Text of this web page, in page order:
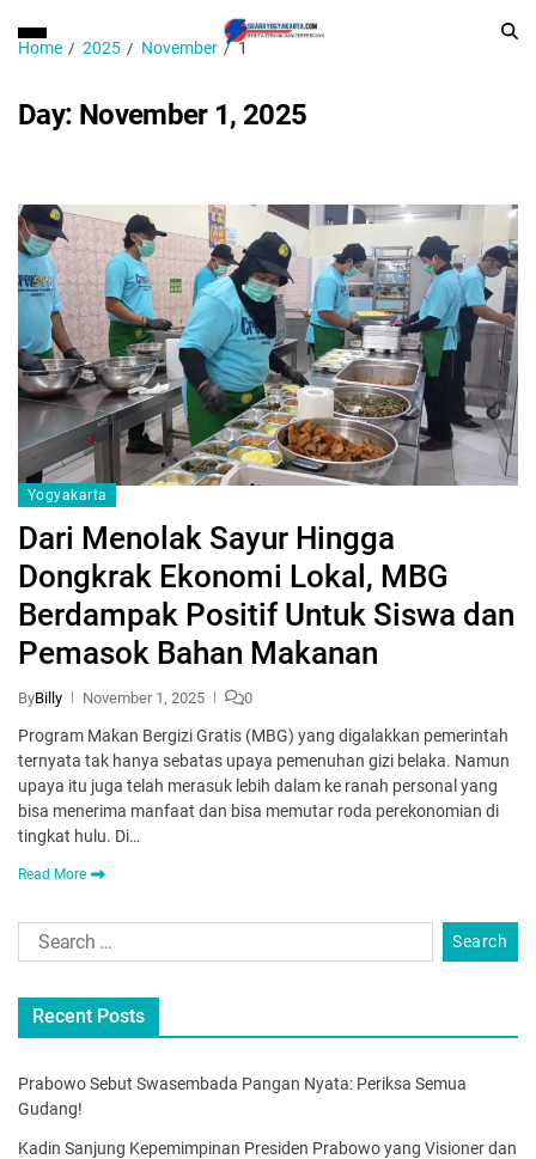
Home 2025 November 1
Day: November 1, 2025
Yogyakarta
Dari Menolak Sayur Hingga
Dongkrak Ekonomi Lokal, MBG
Berdampak Positif Untuk Siswa dan
Pemasok Bahan Makanan
ByBilly November 1, 2025 0
Program Makan Bergizi Gratis (MBG) yang digalakkan pemerintah
ternyata tak hanya sebatas upaya pemenuhan gizi belaka. Namun
upaya itu juga telah merasuk lebih dalam ke ranah personal yang
bisa menerima manfaat dan bisa memutar roda perekonomian di
tingkat hulu. Di…
Read More
Recent Posts
Prabowo Sebut Swasembada Pangan Nyata: Periksa Semua
Gudang!
Kadin Sanjung Kepemimpinan Presiden Prabowo yang Visioner dan